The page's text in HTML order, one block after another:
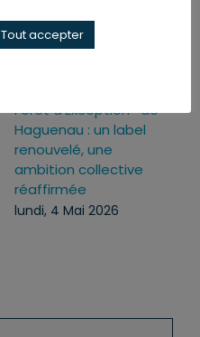
Forêt d’Exception® de
Haguenau : un label
renouvelé, une
ambition collective
réaffirmée
lundi, 4 Mai 2026
Tout accepter